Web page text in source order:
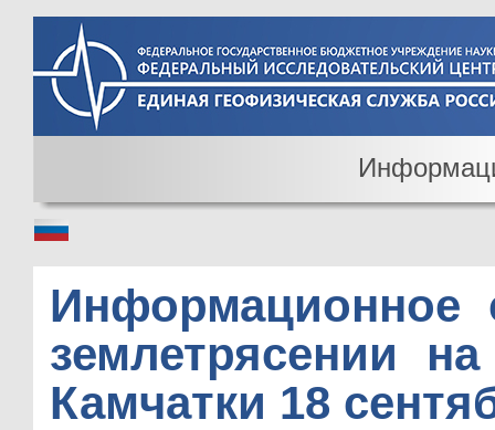
Информационное
землетрясении
Камчатки 18